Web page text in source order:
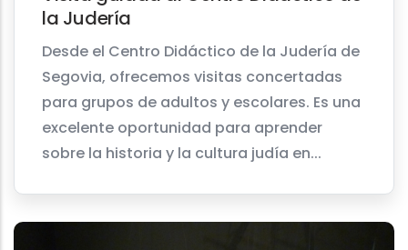
la Judería
Desde el Centro Didáctico de la Judería de
Segovia, ofrecemos visitas concertadas
para grupos de adultos y escolares. Es una
excelente oportunidad para aprender
sobre la historia y la cultura judía en...